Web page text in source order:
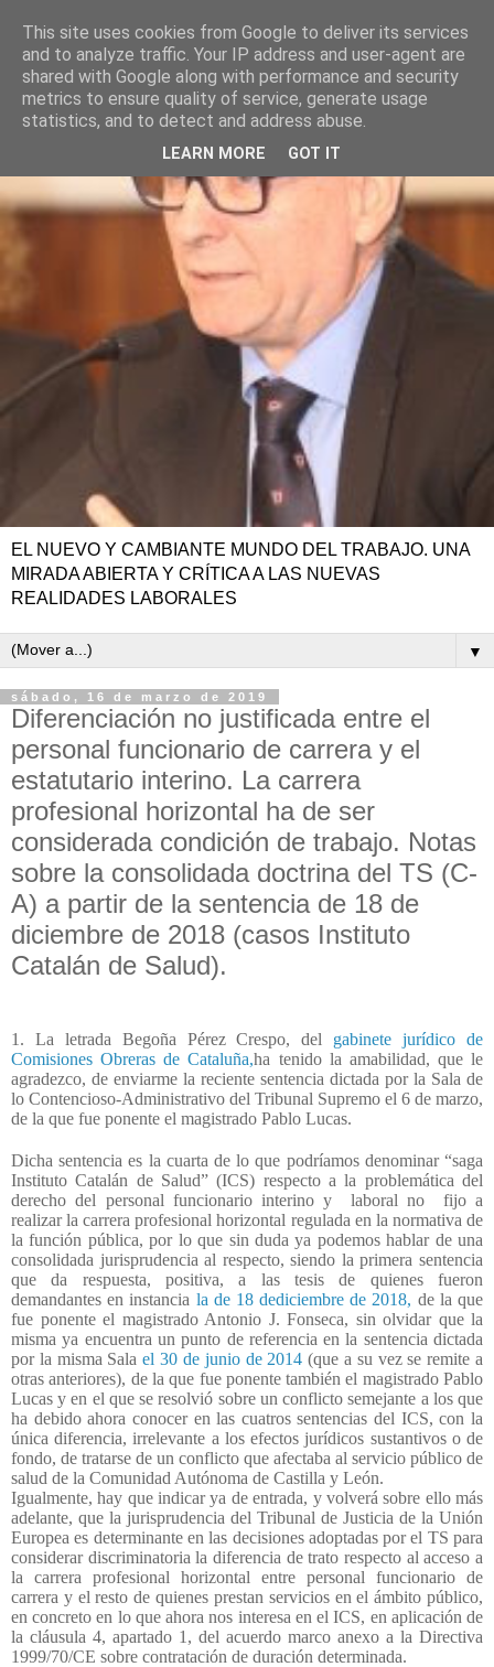
EL NUEVO Y CAMBIANTE MUNDO DEL TRABAJO. UNA
MIRADA ABIERTA Y CRÍTICA A LAS NUEVAS
REALIDADES LABORALES
▼
sábado, 16 de marzo de 2019
Diferenciación no justificada entre el
personal funcionario de carrera y el
estatutario interino. La carrera
profesional horizontal ha de ser
considerada condición de trabajo. Notas
sobre la consolidada doctrina del TS (C-
A) a partir de la sentencia de 18 de
diciembre de 2018 (casos Instituto
Catalán de Salud).
1. La letrada Begoña Pérez Crespo, del gabinete jurídico de
Comisiones Obreras de Cataluña,ha tenido la amabilidad, que le
agradezco, de enviarme la reciente sentencia dictada por la Sala de
lo Contencioso-Administrativo del Tribunal Supremo el 6 de marzo,
de la que fue ponente el magistrado Pablo Lucas.
Dicha sentencia es la cuarta de lo que podríamos denominar “saga
Instituto Catalán de Salud” (ICS) respecto a la problemática del
derecho del personal funcionario interino y
laboral no
fijo a
realizar la carrera profesional horizontal regulada en la normativa de
la función pública, por lo que sin duda ya podemos hablar de una
consolidada jurisprudencia al respecto, siendo la primera sentencia
que da respuesta, positiva, a las tesis de quienes fueron
demandantes en instancia la de 18 dediciembre de 2018, de la que
fue ponente el magistrado Antonio J. Fonseca, sin olvidar que la
misma ya encuentra un punto de referencia en la sentencia dictada
por la misma Salael 30 de junio de 2014 (que a su vez se remite a
otras anteriores), de la que fue ponente también el magistrado Pablo
Lucas y en el que se resolvió sobre un conflicto semejante a los que
ha debido ahora conocer en las cuatros sentencias del ICS, con la
única diferencia, irrelevante a los efectos jurídicos sustantivos o de
fondo, de tratarse de un conflicto que afectaba al servicio público de
salud de la Comunidad Autónoma de Castilla y León.
Igualmente, hay que indicar ya de entrada, y volverá sobre ello más
adelante, que la jurisprudencia del Tribunal de Justicia de la Unión
Europea es determinante en las decisiones adoptadas por el TS para
considerar discriminatoria la diferencia de trato respecto al acceso a
la carrera profesional horizontal entre personal funcionario de
carrera y el resto de quienes prestan servicios en el ámbito público,
en concreto en lo que ahora nos interesa en el ICS, en aplicación de
la cláusula 4, apartado 1, del acuerdo marco anexo a la Directiva
1999/70/CE sobre contratación de duración determinada.
This site uses cookies from Google to deliver its services
and to analyze traffic. Your IP address and user-agent are
shared with Google along with performance and security
metrics to ensure quality of service, generate usage
statistics, and to detect and address abuse.
LEARN MORE GOT IT